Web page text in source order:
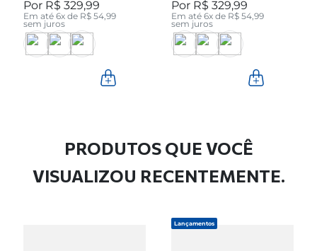
280512-04
R$ 329,99
Em até 6x de R$ 54,99
sem juros
280512-05
R$ 329,99
Em até 6x de R$ 54,99
sem juros
PRODUTOS QUE VOCÊ
VISUALIZOU RECENTEMENTE.
Lançamentos